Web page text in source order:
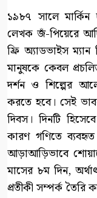
১৯৮৭ সালে মার্কিন
লেখক জঁ-পিয়েরে
ফ্রি অ্যাডভাইস ম্যান
মানুষকে কেবল
দর্শন ও শিল্পের
করতে হবে। সেই
দিবস। দিনটি
কারণ গণিতে
আড়াআড়িভাবে
মাসের ৮ম দিন,
প্রতীকী সম্পর্ক তৈরি